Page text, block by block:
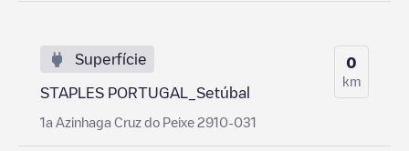
Superfície
STAPLES PORTUGAL_Setúbal
1a Azinhaga Cruz do Peixe 2910-031
0
km